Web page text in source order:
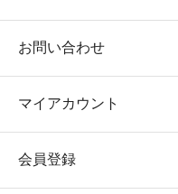
お問い合わせ
マイアカウント
会員登録